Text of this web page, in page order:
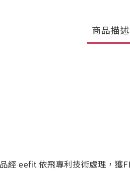
商品描述
經 eefit 依飛專利技術處理，獲